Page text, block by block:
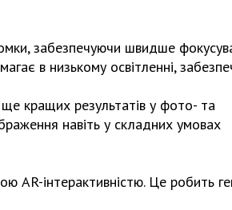
забезпечуючи швидше
в низькому освітленні,
кращих результатів у фото- та
навіть у складних умовах
AR-інтерактивністю. Це робить